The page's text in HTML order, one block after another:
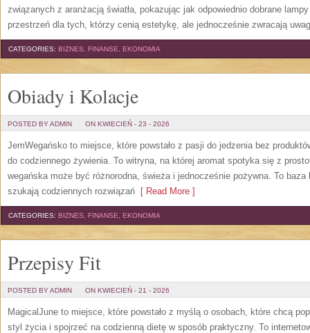
związanych z aranżacją światła, pokazując jak odpowiednio dobrane
przestrzeń dla tych, którzy cenią estetykę, ale jednocześnie zwracają
CATEGORIES: BIZNES, FINANSE, EKONOMIA
Obiady i Kolacje
POSTED BY ADMIN ON KWIECIEŃ - 23 - 2026
JemWegańsko to miejsce, które powstało z pasji do jedzenia bez
do codziennego żywienia. To witryna, na której aromat spotyka się z
wegańska może być różnorodna, świeża i jednocześnie pożywna. To
szukają codziennych rozwiązań [ Read More ]
CATEGORIES: BIZNES, FINANSE, EKONOMIA
Przepisy Fit
POSTED BY ADMIN ON KWIECIEŃ - 21 - 2026
MagicalJune to miejsce, które powstało z myślą o osobach, które chcą
styl życia i spojrzeć na codzienną dietę w sposób praktyczny. To